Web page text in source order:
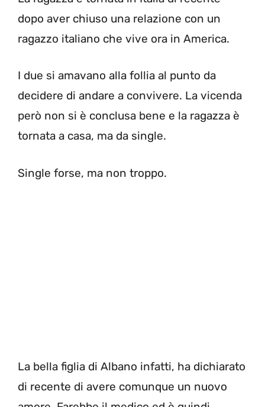
dopo aver chiuso una relazione con un
ragazzo italiano che vive ora in America.
I due si amavano alla follia al punto da
decidere di andare a convivere. La vicenda
però non si è conclusa bene e la ragazza è
tornata a casa, ma da single.
Single forse, ma non troppo.
La bella figlia di Albano infatti, ha dichiarato
di recente di avere comunque un nuovo